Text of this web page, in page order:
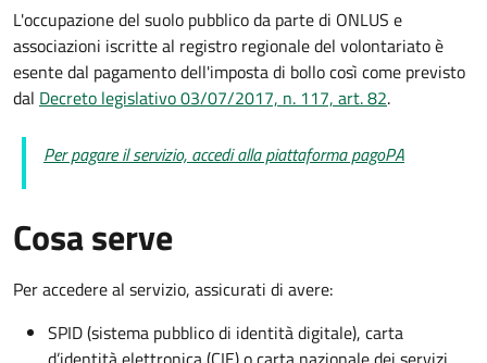
L'occupazione del suolo pubblico da parte di ONLUS e
associazioni iscritte al registro regionale del volontariato è
esente dal pagamento dell'imposta di bollo così come previsto
dal Decreto legislativo 03/07/2017, n. 117, art. 82.
Per pagare il servizio, accedi alla piattaforma pagoPA
Cosa serve
Per accedere al servizio, assicurati di avere:
SPID (sistema pubblico di identità digitale), carta